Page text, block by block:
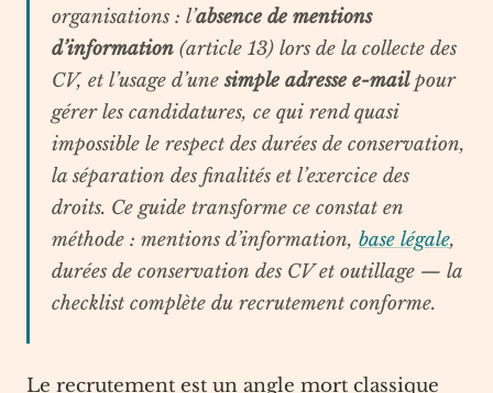
organisations : l’absence de mentions
d’information (article 13) lors de la collecte des
CV, et l’usage d’unesimple adresse e-mailpour
gérer les candidatures, ce qui rend quasi
impossible le respect des durées de conservation,
la séparation des finalités et l’exercice des
droits. Ce guide transforme ce constat en
méthode : mentions d’information, base légale,
durées de conservation des CV et outillage — la
checklist complète du recrutement conforme.
Le recrutement est un angle mort classique